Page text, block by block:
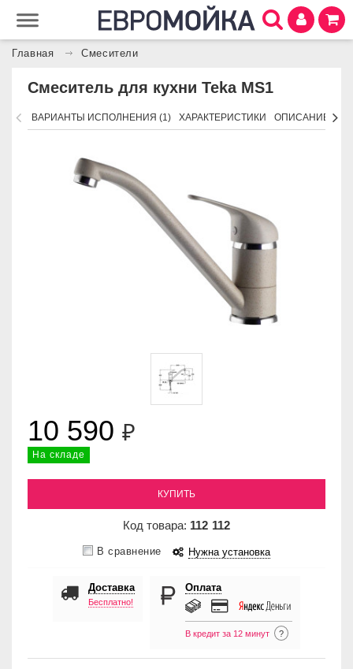
Главная Смесители
Смеситель для кухни Teka MS1
ВАРИАНТЫ ИСПОЛНЕНИЯ (1) ХАРАКТЕРИСТИКИ ОПИСАНИЕ
10 590 ₽
На складе
КУПИТЬ
Код товара: 112 112
В сравнение Нужна установка
Доставка
Бесплатно!
Оплата
В кредит за 12 минут ?